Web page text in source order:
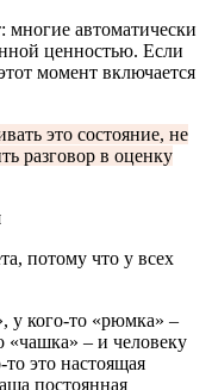
автоматически
ценностью. Если
момент включается
это состояние, не
разговор в оценку
потому что у всех
у кого-то «рюмка» –
«чашка» – и человеку
это настоящая
постоянная